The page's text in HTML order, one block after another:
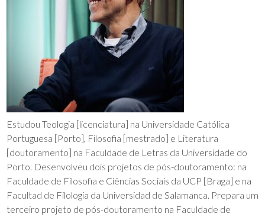
Estudou Teologia [licenciatura] na Universidade Católica
Portuguesa [Porto], Filosofia [mestrado] e Literatura
[doutoramento] na Faculdade de Letras da Universidade do
Porto. Desenvolveu dois projetos de pós-doutoramento: na
Faculdade de Filosofia e Ciências Sociais da UCP [Braga] e na
Facultad de Filología da Universidad de Salamanca. Prepara um
terceiro projeto de pós-doutoramento na Faculdade de